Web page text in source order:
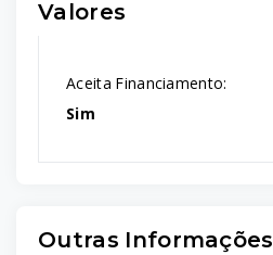
Valores
Aceita Financiamento:
Sim
Outras Informações